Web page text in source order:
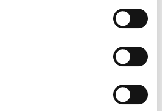
iniziato. Per il settimo